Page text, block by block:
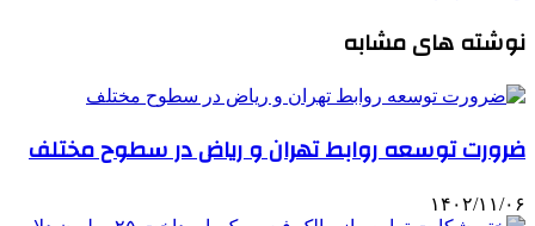
نوشته های مشابه
ضرورت توسعه روابط تهران و ریاض در سطوح مختلف
۱۴۰۲/۱۱/۰۶